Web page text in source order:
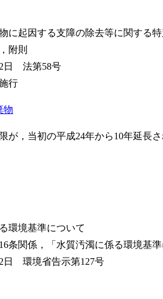
に起因する支障の除去等に関する
附則
日 法第58号
行
物
が，当初の平成24年から10年延長
環境基準について
条関係，「水質汚濁に係る環境基
日 環境省告示第127号